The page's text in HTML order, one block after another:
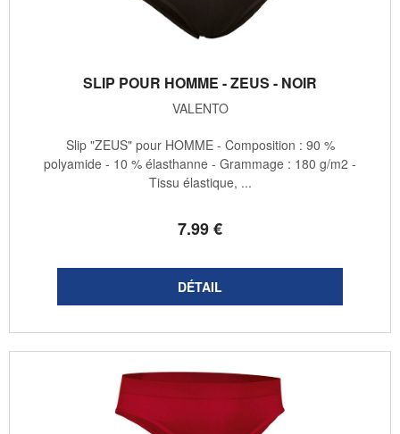
SLIP POUR HOMME - ZEUS - NOIR
VALENTO
7.99€
Slip "ZEUS" pour HOMME - Composition : 90 %
polyamide - 10 % élasthanne - Grammage : 180 g/m2 -
Tissu élastique, ...